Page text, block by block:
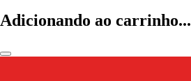
Adicionando ao carrinho...